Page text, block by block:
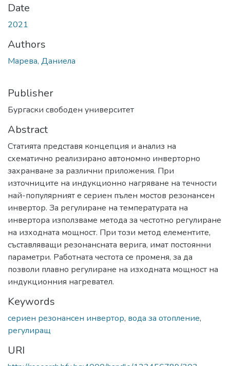
Date
2021
Authors
Марева, Даниела
Publisher
Бургаски свободен университет
Abstract
Статията представя концепция и анализ на
схематично реализирано автономно инверторно
захранване за различни приложения. При
източниците на индукционно нагряване на течности
най-популярният е сериен пълен мостов резонансен
инвертор. За регулиране на температурата на
инвертора използваме метода за честотно регулиране
на изходната мощност. При този метод елементите,
съставляващи резонансната верига, имат постоянни
параметри. Работната честота се променя, за да
позволи плавно регулиране на изходната мощност на
индукционния нагревател.
Keywords
сериен резонансен инвертор, вода за отопление,
регулиращ
URI